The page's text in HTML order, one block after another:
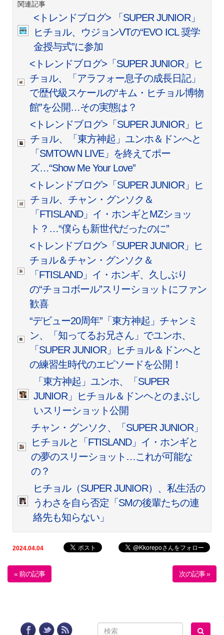
関連記事
<トレンドブログ> 「SUPER JUNIOR」
ヒチョル、ウジョンVTの“EVO ICL 奨学
金授与式”に参加
<トレンドブログ>「SUPER JUNIOR」ヒ
チョル、「アラフォー息子の成長日記」
で歴代級スケールの“キム・ヒチョル博物
館”を公開…その実態は？
<トレンドブログ>「SUPER JUNIOR」ヒ
チョル、「東方神起」ユンホ＆ドンへと
「SMTOWN LIVE」を終えてポー
ズ…“Show Me Your Love”
<トレンドブログ>「SUPER JUNIOR」ヒ
チョル、チャン・グンソク＆
「FTISLAND」イ・ホンギとMZショッ
ト？…“僕らも新世代だったのに”
<トレンドブログ>「SUPER JUNIOR」ヒ
チョル＆チャン・グンソク＆
「FTISLAND」イ・ホンギ、久しぶり
の“チョコボール”スリーショットにファン
歓喜
“デビュー20周年”「東方神起」チャンミ
ン、「知ってるお兄さん」でユンホ、
「SUPER JUNIOR」ヒチョル＆ドンへと
の練習生時代のエピソードを公開！
「東方神起」ユンホ、「SUPER
JUNIOR」ヒチョル＆ドンヘとのまぶし
いスリーショット公開
チャン・グンソク、「SUPER JUNIOR」
ヒチョルと「FTISLAND」イ・ホンギと
の夢のスリーショット…これが可能な
の？
ヒチョル（SUPER JUNIOR）、私生活の
うわさを自ら否定「SMの後輩たちの連
絡先も知らない」
2024.04.04
« 前の記事 次の記事 »